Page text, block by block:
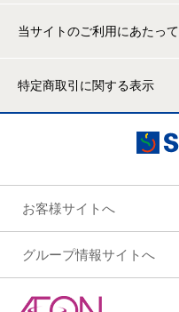
当サイトのご利用にあたって
特定商取引に関する表示
お客様サイトへ
グループ情報サイトへ